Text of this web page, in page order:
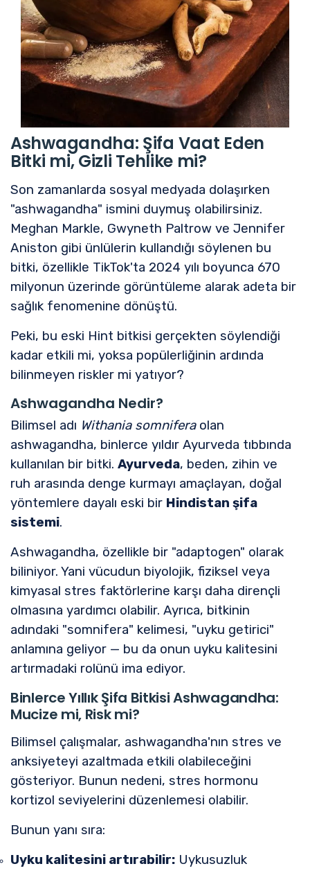
Ashwagandha: Şifa Vaat Eden
Bitki mi, Gizli Tehlike mi?
Son zamanlarda sosyal medyada dolaşırken
"ashwagandha" ismini duymuş olabilirsiniz.
Meghan Markle, Gwyneth Paltrow ve Jennifer
Aniston gibi ünlülerin kullandığı söylenen bu
bitki, özellikle TikTok'ta 2024 yılı boyunca 670
milyonun üzerinde görüntüleme alarak adeta bir
sağlık fenomenine dönüştü.
Peki, bu eski Hint bitkisi gerçekten söylendiği
kadar etkili mi, yoksa popülerliğinin ardında
bilinmeyen riskler mi yatıyor?
Ashwagandha Nedir?
Bilimsel adı Withania somniferaolan
ashwagandha, binlerce yıldır Ayurveda tıbbında
kullanılan bir bitki. Ayurveda, beden, zihin ve
ruh arasında denge kurmayı amaçlayan, doğal
yöntemlere dayalı eski bir Hindistan şifa
sistemi.
Ashwagandha, özellikle bir "adaptogen" olarak
biliniyor. Yani vücudun biyolojik, fiziksel veya
kimyasal stres faktörlerine karşı daha dirençli
olmasına yardımcı olabilir. Ayrıca, bitkinin
adındaki "somnifera" kelimesi, "uyku getirici"
anlamına geliyor — bu da onun uyku kalitesini
artırmadaki rolünü ima ediyor.
Binlerce Yıllık Şifa Bitkisi Ashwagandha:
Mucize mi, Risk mi?
Bilimsel çalışmalar, ashwagandha'nın stres ve
anksiyeteyi azaltmada etkili olabileceğini
gösteriyor. Bunun nedeni, stres hormonu
kortizol seviyelerini düzenlemesi olabilir.
Bunun yanı sıra:
Uyku kalitesini artırabilir: Uykusuzluk